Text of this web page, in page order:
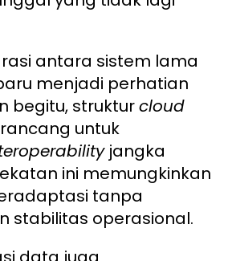
antara sistem lama
menjadi perhatian
begitu, strukturcloud
untuk
jangka
ini memungkinkan
tanpa
stabilitas operasional.